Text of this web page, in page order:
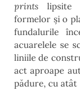
prints lipsite
formelor și o
fundalurile
acuarelele se
liniile de
act aproape
pădure, cu